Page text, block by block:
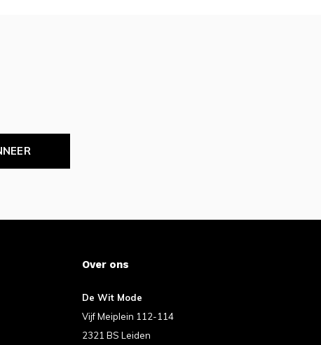
Over ons
De Wit Mode
Vijf Meiplein 112-114
2321 BS Leiden